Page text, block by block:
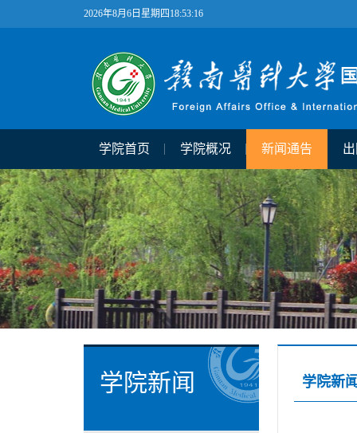
2026年8月6日星期四18:53:17
学院首页 学院概况 新闻通告
学院新闻 学院新闻